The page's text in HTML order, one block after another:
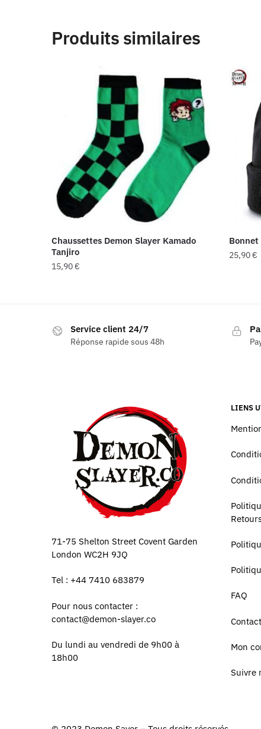
Produits similaires
Chaussettes Demon Slayer Kamado
Tanjiro
15,90€
Bonnet
25,90€
Service client 24/7
Réponse rapide sous 48h
71-75 Shelton Street Covent Garden
London WC2H 9JQ
Tel : +44 7410 683879
Pour nous contacter :
contact@demon-slayer.co
Du lundi au vendredi de 9h00 à
18h00
LIENS
FAQ
Contact
Mon
Suivre